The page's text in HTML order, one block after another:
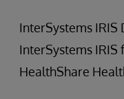
InterSystems IRIS
InterSystems IRIS
HealthShare